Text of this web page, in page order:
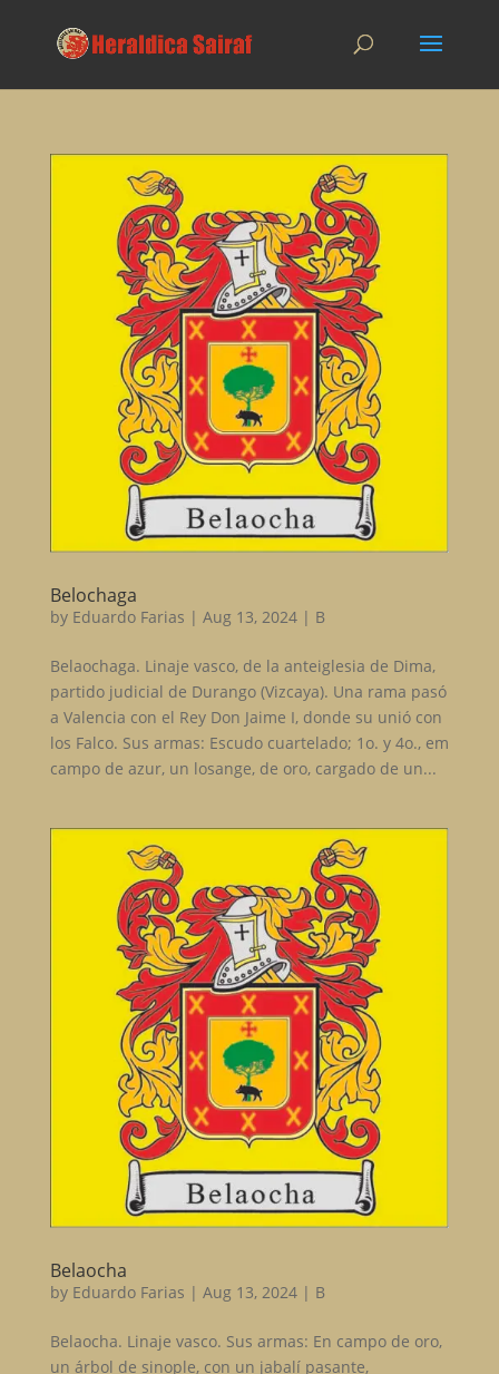
Belochaga
by Eduardo Farias | Aug 13, 2024| B
Belaochaga. Linaje vasco, de la anteiglesia de Dima,
partido judicial de Durango (Vizcaya). Una rama pasó
a Valencia con el Rey Don Jaime I, donde su unió con
los Falco. Sus armas: Escudo cuartelado; 1o. y 4o., em
campo de azur, un losange, de oro, cargado de un...
Belaocha
by Eduardo Farias | Aug 13, 2024| B
Belaocha. Linaje vasco. Sus armas: En campo de oro,
un árbol de sinople, con un jabalí pasante,